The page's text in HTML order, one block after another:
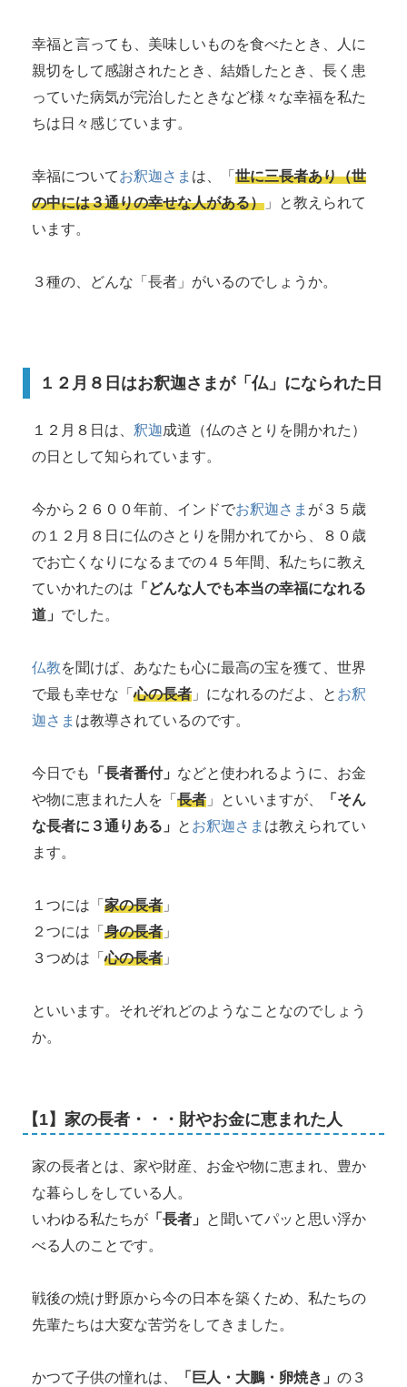
幸福と言っても、美味しいものを食べたとき、人に
親切をして感謝されたとき、結婚したとき、長く患
っていた病気が完治したときなど様々な幸福を私た
ちは日々感じています。
幸福についてお釈迦さま は、「 世に三長者あり（世
の中には３通りの幸せな人がある） 」と教えられて
います。
３種の、どんな「長者」がいるのでしょうか。
１２月８日はお釈迦さまが「仏」になられた日
１２月８日は、 釈迦成道（仏のさとりを開かれた）
の日として知られています。
今から２６００年前、インドでお釈迦さま が３５歳
の１２月８日に仏のさとりを開かれてから、８０歳
でお亡くなりになるまでの４５年間、私たちに教え
ていかれたのは 「どんな人でも本当の幸福になれる
道」 でした。
仏教を聞けば、あなたも心に最高の宝を獲て、世界
で最も幸せな「心の長者 」になれるのだよ、と お釈
迦さま は教導されているのです。
今日でも 「長者番付」 などと使われるように、お金
や物に恵まれた人を「 長者 」といいますが、
「そん
な長者に３通りある」
と お釈迦さま は教えられてい
ます。
１つには「 家の長者 」
２つには「 身の長者 」
３つめは「心の長者 」
といいます。それぞれどのようなことなのでしょう
か。
【1】家の長者・・・財やお金に恵まれた人
家の長者とは、家や財産、お金や物に恵まれ、豊か
な暮らしをしている人。
いわゆる私たちが 「長者」
と聞いてパッと思い浮か
べる人のことです。
戦後の焼け野原から今の日本を築くため、私たちの
先輩たちは大変な苦労をしてきました。
かつて子供の憧れは、 「巨人・大鵬・卵焼き」 の３